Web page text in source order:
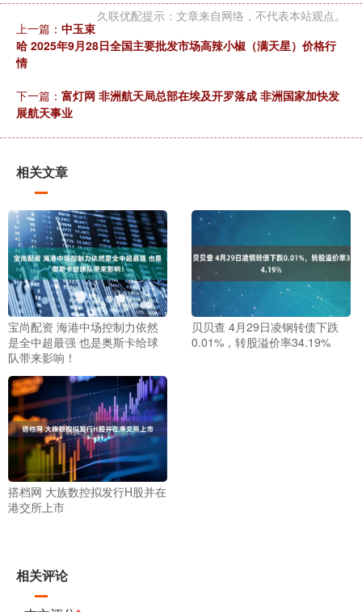
久联优配提示：文章来自网络，不代表本站观点。
上一篇： 中玉束
哈 2025年9月28日全国主要批发市场高辣小椒（满天星）价格行
情
下一篇： 富灯网 非洲航天局总部在埃及开罗落成 非洲国家加快发
展航天事业
相关文章
宝尚配资 海港中场控制力依然
是全中超最强 也是奥斯卡给球
队带来影响！
贝贝查 4月29日凌钢转债下跌
0.01%，转股溢价率34.19%
搭档网 大族数控拟发行H股并在
港交所上市
相关评论